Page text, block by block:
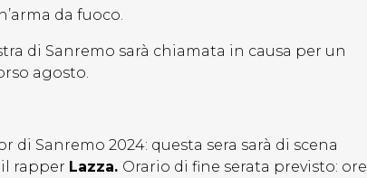
da fuoco.
di Sanremo sarà chiamata in causa per un
agosto.
Sanremo 2024: questa sera sarà di scena
rapper Lazza. Orario di fine serata previsto: ore